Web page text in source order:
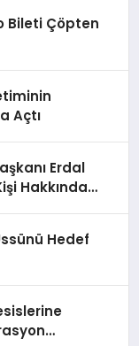
Bileti Çöpten
Açtı
Erdal
Hakkında
Hedef